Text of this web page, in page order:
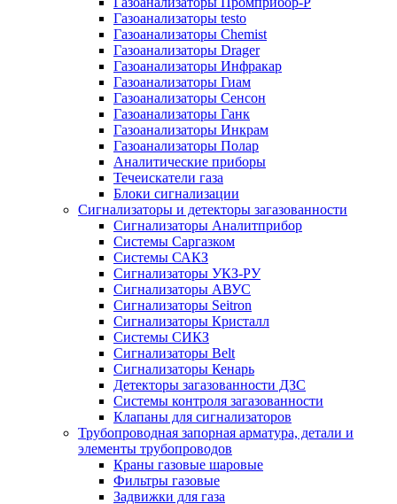
Газоанализаторы testo
Газоанализаторы Chemist
Газоанализаторы Drager
Газоанализаторы Инфракар
Газоанализаторы Гиам
Газоанализаторы Сенсон
Газоанализаторы Ганк
Газоанализаторы Инкрам
Газоанализаторы Полар
Аналитические приборы
Течеискатели газа
Блоки сигнализации
Сигнализаторы и детекторы загазованности
Сигнализаторы Аналитприбор
Системы Саргазком
Системы САКЗ
Сигнализаторы УКЗ-РУ
Сигнализаторы АВУС
Сигнализаторы Seitron
Сигнализаторы Кристалл
Системы СИКЗ
Сигнализаторы Belt
Сигнализаторы Кенарь
Детекторы загазованности ДЗС
Системы контроля загазованности
Клапаны для сигнализаторов
Трубопроводная запорная арматура, детали и
элементы трубопроводов
Краны газовые шаровые
Фильтры газовые
Задвижки для газа